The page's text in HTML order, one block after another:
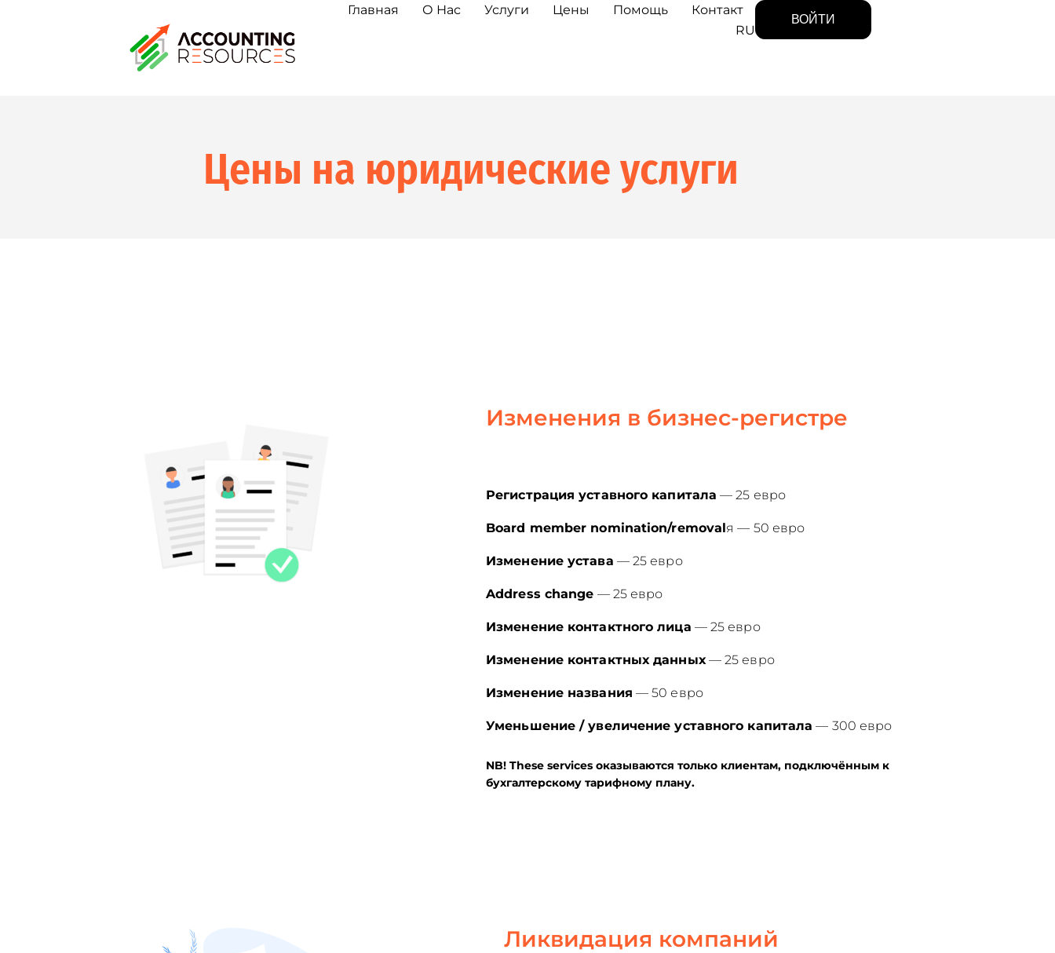
Главная О Нас Услуги Цены Помощь
Контакт
RU
ВОЙТИ
Цены на юридические услуги
Изменения в бизнес-регистре
Регистрация уставного капитала — 25 евро
Board member nomination/removalя — 50 евро
Изменение устава — 25 евро
Address change — 25 евро
Изменение контактного лица — 25 евро
Изменение контактных данных— 25 евро
Изменение названия — 50 евро
Уменьшение / увеличение уставного капитала — 300 евро
NB! These services оказываются только клиентам, подключённым к
бухгалтерскому тарифному плану.
Ликвидация компаний